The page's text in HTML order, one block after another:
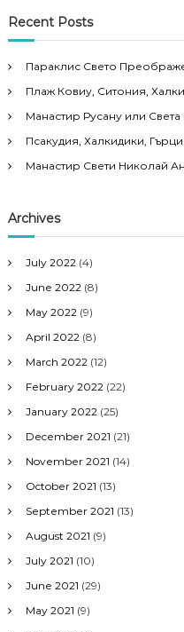
Recent Posts
Параклис Свето
Плаж Ковиу, Ситония,
Манастир Русану или
Псакудия, Халкидики,
Манастир Свети Николай
Archives
July 2022 (4)
June 2022 (8)
May 2022 (9)
April 2022 (8)
March 2022 (12)
February 2022 (22)
January 2022 (25)
December 2021 (21)
November 2021 (14)
October 2021 (13)
September 2021 (13)
August 2021 (9)
July 2021 (10)
June 2021 (29)
May 2021 (9)